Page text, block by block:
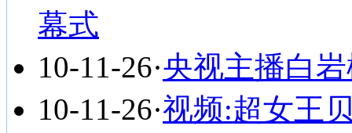
幕式
10-11-26·央视主播白
10-11-26·视频:超女王